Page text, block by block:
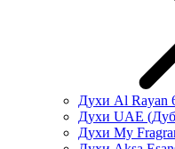
Духи Al Rayan
Духи UAE
Духи My